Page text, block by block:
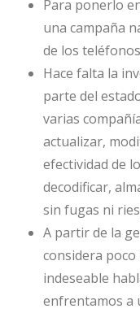
Para ponerlo
una campaña
de los
Hace falta la
parte del
varias
actualizar,
efectividad de
decodificar,
sin fugas ni
A partir de la
considera poco
indeseable
enfrentamos a